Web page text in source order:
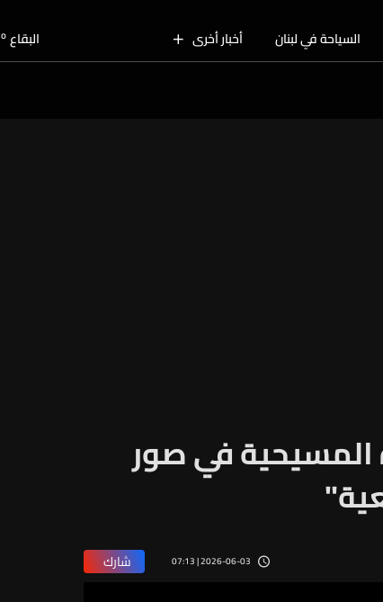
السياحة في لبنان أخبار أخرى البقاع o
الجنوب o
المسيحية في صور
2026-06-03 | 07:13 شارك